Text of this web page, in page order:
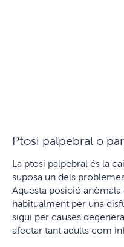
Ptosi palpebral o
La ptosi palpebral és la
suposa un dels
Aquesta posició
habitualment per una
sigui per causes
afectar tant adults com